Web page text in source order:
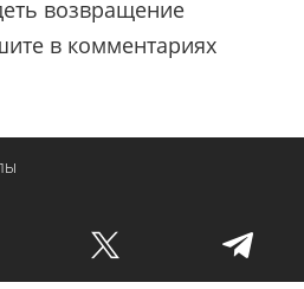
возвращение
в комментариях